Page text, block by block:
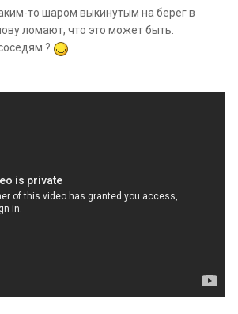
то шаром выкинутым на берег в
ломают, что это может быть.
?